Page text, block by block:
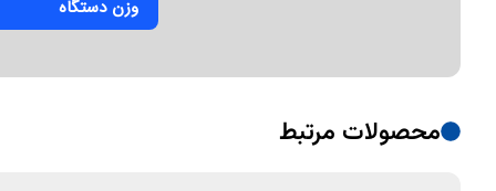
وزن دستگاه
محصولات مرتبط